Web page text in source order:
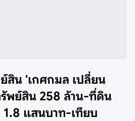
สิน 'เกศกมล เปลี่ยน
พย์สิน 258 ล้าน-ที่ดิน
1.8 แสนบาท-เทียบ